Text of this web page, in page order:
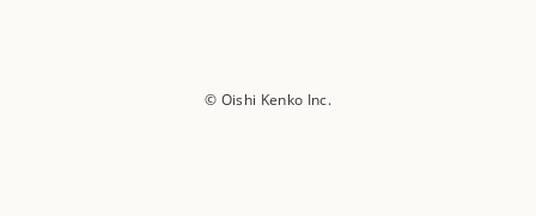
© Oishi Kenko Inc.